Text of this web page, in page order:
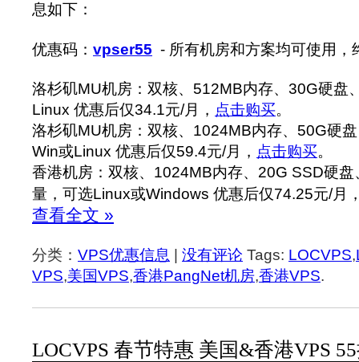
息如下：
优惠码： vpser55 - 所有机房和方案均可使用，
洛杉矶MU机房：双核、512MB内存、30G硬盘
Linux 优惠后仅34.1元/月， 点击购买。
洛杉矶MU机房：双核、1024MB内存、50G硬
Win或Linux 优惠后仅59.4元/月， 点击购买。
香港机房：双核、1024MB内存、20G SSD硬
量，可选Linux或Windows 优惠后仅74.25元/月
查看全文 »
分类： VPS优惠信息 | 没有评论 Tags: LOCVPS,
VPS,美国VPS,香港PangNet机房,香港VPS.
LOCVPS 春节特惠 美国&香港VPS